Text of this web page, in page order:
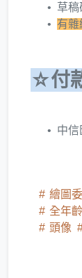
草
有雜
☆付
中信
繪圖
全年
頭像